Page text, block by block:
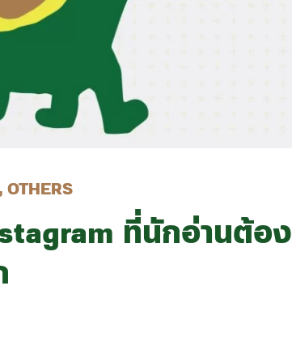
OTHERS​
ที่นักอ่านต้อง